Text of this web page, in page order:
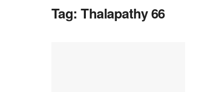
Tag:Thalapathy 66